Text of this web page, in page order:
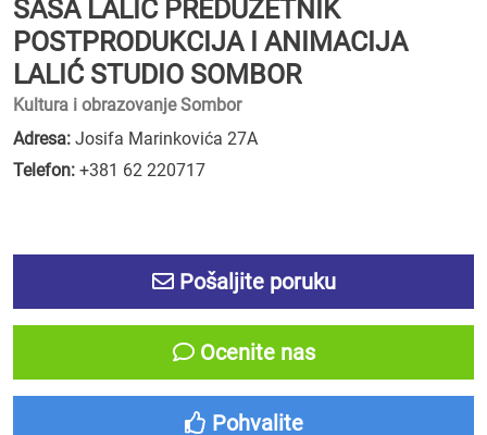
SAŠA LALIĆ PREDUZETNIK
POSTPRODUKCIJA I ANIMACIJA
LALIĆ STUDIO SOMBOR
Kultura i obrazovanje Sombor
Adresa: Josifa Marinkovića 27A
Telefon: +381 62 220717
Pošaljite poruku
Ocenite nas
Pohvalite